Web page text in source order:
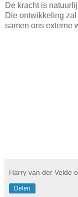
De kracht is
Die ontwikkeling
samen ons externe
Harry van der Velde
Delen